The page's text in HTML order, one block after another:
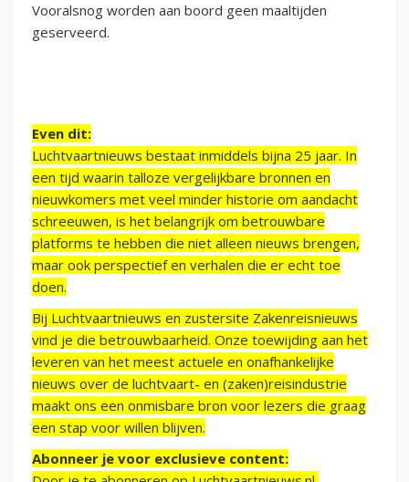
Vooralsnog worden aan boord geen maaltijden
geserveerd.
Even dit:
Luchtvaartnieuws bestaat inmiddels bijna 25 jaar. In
een tijd waarin talloze vergelijkbare bronnen en
nieuwkomers met veel minder historie om aandacht
schreeuwen, is het belangrijk om betrouwbare
platforms te hebben die niet alleen nieuws brengen,
maar ook perspectief en verhalen die er echt toe
doen.
Bij Luchtvaartnieuws en zustersite Zakenreisnieuws
vind je die betrouwbaarheid. Onze toewijding aan het
leveren van het meest actuele en onafhankelijke
nieuws over de luchtvaart- en (zaken)reisindustrie
maakt ons een onmisbare bron voor lezers die graag
een stap voor willen blijven.
Abonneer je voor exclusieve content: